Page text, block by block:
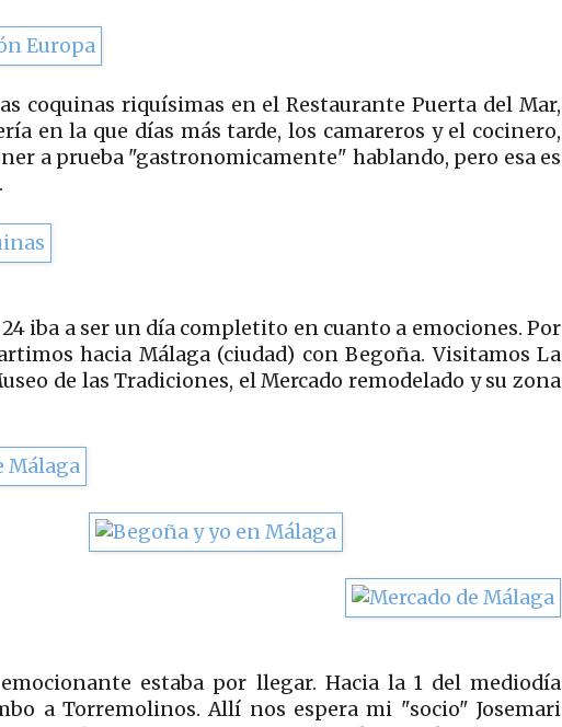
coquinas riquísimas en el Restaurante Puerta del Mar,
en la que días más tarde, los camareros y el cocinero,
a prueba "gastronomicamente" hablando, pero esa es
iba a ser un día completito en cuanto a emociones. Por
hacia Málaga (ciudad) con Begoña. Visitamos La
de las Tradiciones, el Mercado remodelado y su zona
estaba por llegar. Hacia la 1 del mediodía
a Torremolinos. Allí nos espera mi "socio" Josemari